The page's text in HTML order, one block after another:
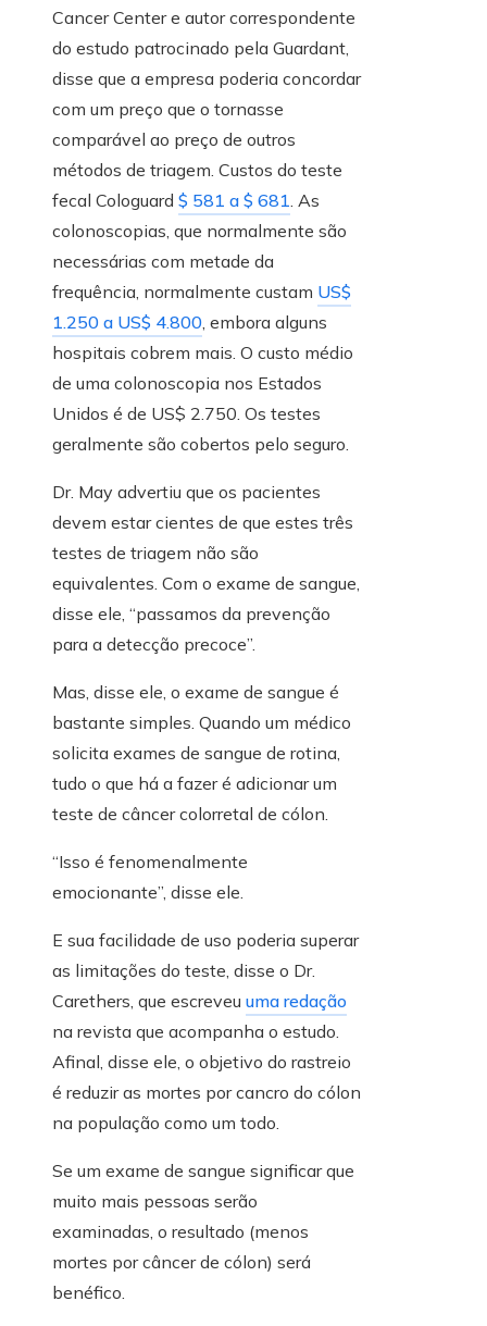
Cancer Center e autor correspondente
do estudo patrocinado pela Guardant,
disse que a empresa poderia concordar
com um preço que o tornasse
comparável ao preço de outros
métodos de triagem. Custos do teste
fecal Cologuard $ 581 a $ 681. As
colonoscopias, que normalmente são
necessárias com metade da
frequência, normalmente custam US$
1.250 a US$ 4.800, embora alguns
hospitais cobrem mais. O custo médio
de uma colonoscopia nos Estados
Unidos é de US$ 2.750. Os testes
geralmente são cobertos pelo seguro.
Dr. May advertiu que os pacientes
devem estar cientes de que estes três
testes de triagem não são
equivalentes. Com o exame de sangue,
disse ele, “passamos da prevenção
para a detecção precoce”.
Mas, disse ele, o exame de sangue é
bastante simples. Quando um médico
solicita exames de sangue de rotina,
tudo o que há a fazer é adicionar um
teste de câncer colorretal de cólon.
“Isso é fenomenalmente
emocionante”, disse ele.
E sua facilidade de uso poderia superar
as limitações do teste, disse o Dr.
Carethers, que escreveu uma redação
na revista que acompanha o estudo.
Afinal, disse ele, o objetivo do rastreio
é reduzir as mortes por cancro do cólon
na população como um todo.
Se um exame de sangue significar que
muito mais pessoas serão
examinadas, o resultado (menos
mortes por câncer de cólon) será
benéfico.